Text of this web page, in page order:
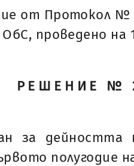
от Протокол №
проведено на
РЕШЕНИЕ №
за
полугодие